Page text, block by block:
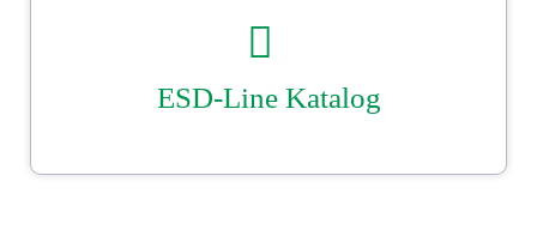
Unser Ströbel ESD–Katalog. Die perfekte ESD Verpackung ist kein
Zufall: Beutel-, Einsätze- und Hauben­konfektion nach Maß.
Sicher gut verpackt mit Ströbel.